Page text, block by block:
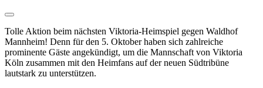
Tolle Aktion beim nächsten Viktoria-Heimspiel gegen Waldhof
Mannheim! Denn für den 5. Oktober haben sich zahlreiche
prominente Gäste angekündigt, um die Mannschaft von Viktoria
Köln zusammen mit den Heimfans auf der neuen Südtribüne
lautstark zu unterstützen.